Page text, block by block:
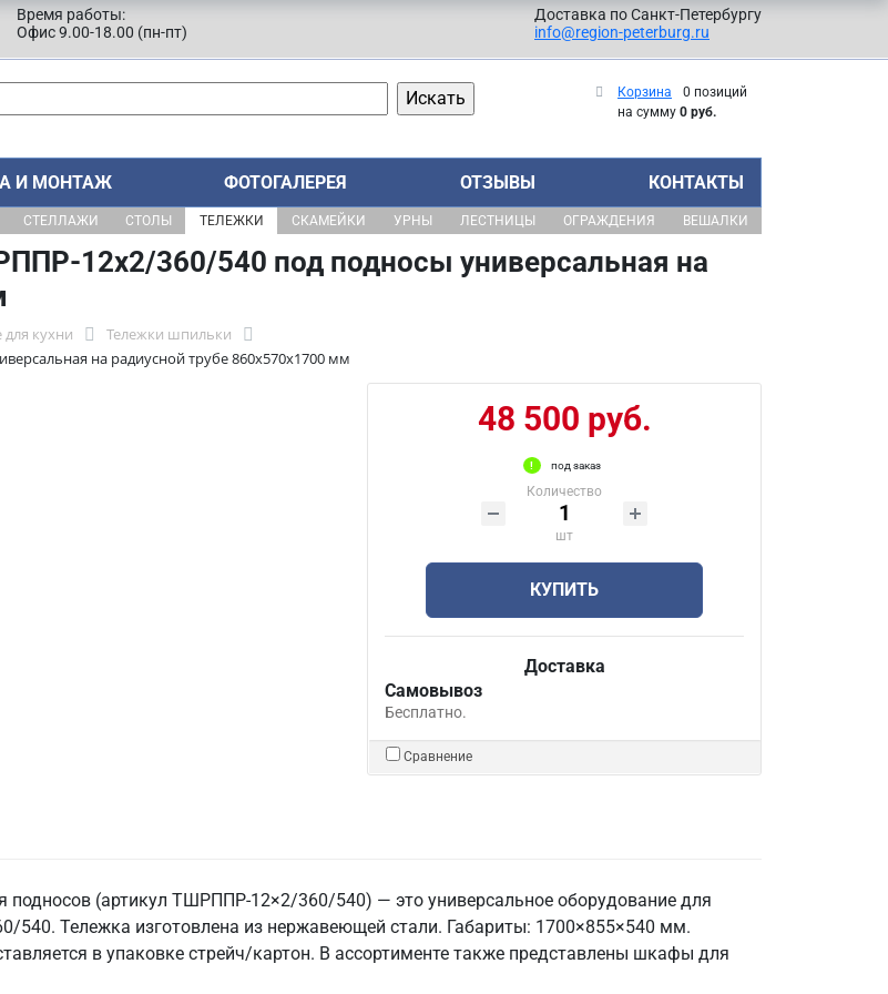
Время работы:
Офис 9.00-18.00 (пн-пт)
Доставка по Санкт-Петербургу
info@region-peterburg.ru
Корзина
0 позиций
на сумму 0 руб.
И МОНТАЖ ФОТОГАЛЕРЕЯ ОТЗЫВЫ КОНТАКТЫ
СТЕЛЛАЖИ СТОЛЫ ТЕЛЕЖКИ СКАМЕЙКИ УРНЫ ЛЕСТНИЦЫ ОГРАЖДЕНИЯ ВЕШАЛКИ
12х2/360/540 под подносы универсальная на
кухни
Тележки шпильки
на радиусной трубе 860x570x1700 мм
48 500 руб.
под заказ
Количество
шт
КУПИТЬ
Доставка
Самовывоз
Бесплатно.
Сравнение
(артикул ТШРППР-12×2/360/540) — это универсальное оборудование для
540. Тележка изготовлена из нержавеющей стали. Габариты: 1700×855×540 мм.
в упаковке стрейч/картон. В ассортименте также представлены шкафы для